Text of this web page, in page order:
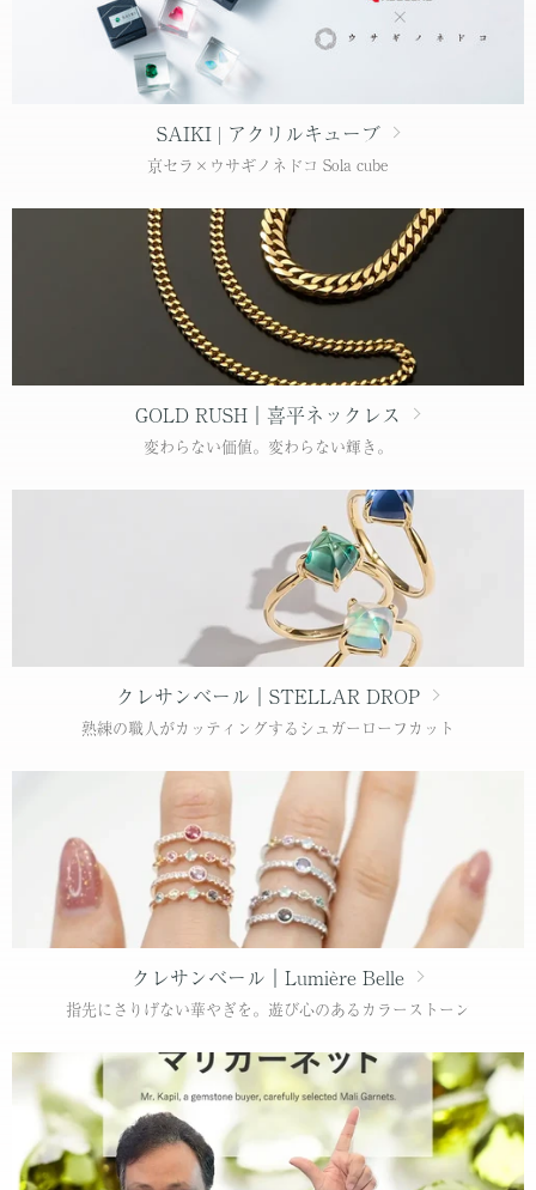
SAIKI | アクリルキューブ
京セラ×ウサギノネドコ Sola cube
GOLD RUSH｜喜平ネックレス
変わらない価値。変わらない輝き。
クレサンベール｜STELLAR DROP
熟練の職人がカッティングするシュガーローフカット
クレサンベール｜Lumière Belle
指先にさりげない華やぎを。遊び心のあるカラーストーン